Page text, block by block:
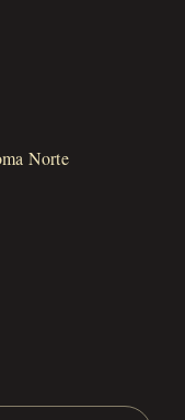
Norte